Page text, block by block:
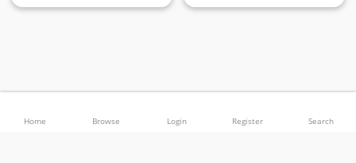
Home Browse Login Register Search